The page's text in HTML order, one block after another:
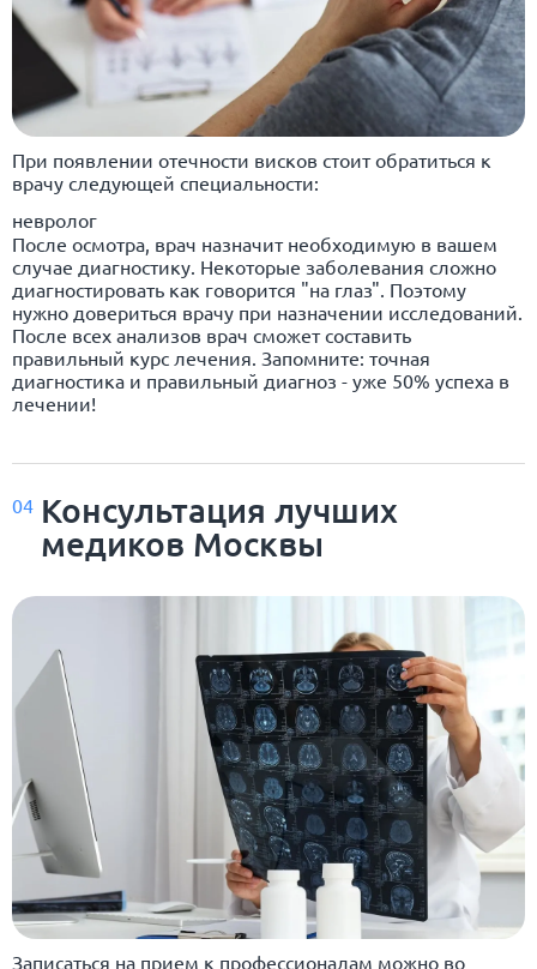
При появлении отечности висков стоит обратиться к
врачу следующей специальности:
невролог
После осмотра, врач назначит необходимую в вашем
случае диагностику. Некоторые заболевания сложно
диагностировать как говорится "на глаз". Поэтому
нужно довериться врачу при назначении исследований.
После всех анализов врач сможет составить
правильный курс лечения. Запомните: точная
диагностика и правильный диагноз - уже 50% успеха в
лечении!
04 Консультация лучших
медиков Москвы
Записаться на прием к профессионалам можно во